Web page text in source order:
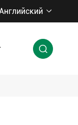

